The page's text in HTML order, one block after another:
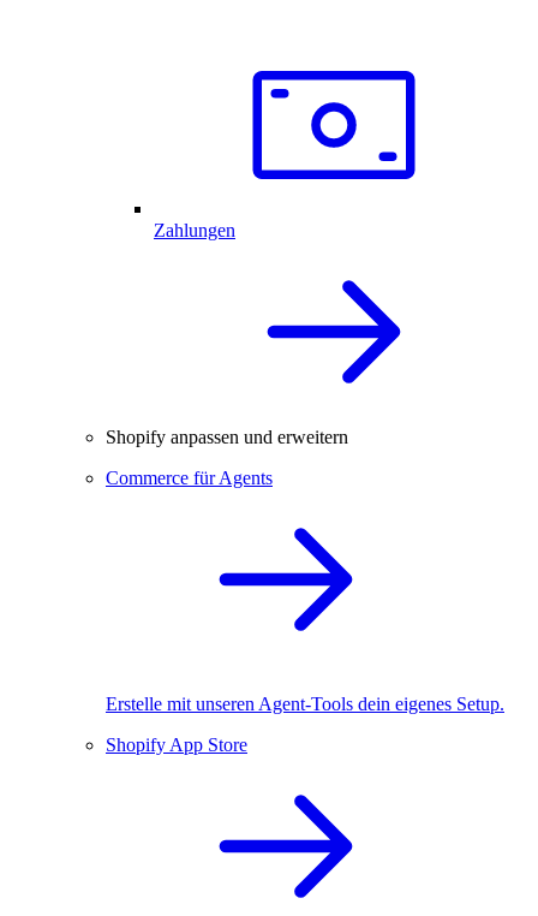
Zahlungen
Shopify anpassen und erweitern
Commerce für Agents
Erstelle mit unseren Agent-Tools dein eigenes Setup.
Shopify App Store